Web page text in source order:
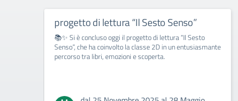
progetto di lettura “Il Sesto Senso”
📚✨ Si è concluso oggi il progetto di lettura “Il Sesto
Senso”, che ha coinvolto la classe 2D in un entusiasmante
percorso tra libri, emozioni e scoperta.